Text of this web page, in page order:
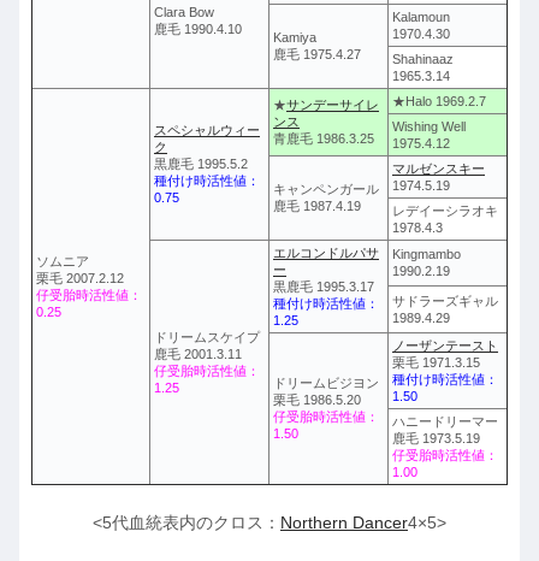
Clara Bow
鹿毛 1990.4.10
Kamiya
鹿毛 1975.4.27
Kalamoun
1970.4.30
Shahinaaz
1965.3.14
ソムニア
栗毛 2007.2.12
仔受胎時活性値：
0.25
スペシャルウィー
ク
黒鹿毛 1995.5.2
種付け時活性値：
0.75
★サンデーサイレ
ンス
青鹿毛 1986.3.25
★Halo 1969.2.7
Wishing Well
1975.4.12
キャンペンガール
鹿毛 1987.4.19
マルゼンスキー
1974.5.19
レデイーシラオキ
1978.4.3
ドリームスケイプ
鹿毛 2001.3.11
仔受胎時活性値：
1.25
エルコンドルパサ
ー
黒鹿毛 1995.3.17
種付け時活性値：
1.25
Kingmambo
1990.2.19
サドラーズギャル
1989.4.29
ドリームビジヨン
栗毛 1986.5.20
仔受胎時活性値：
1.50
ノーザンテースト
栗毛 1971.3.15
種付け時活性値：
1.50
ハニードリーマー
鹿毛 1973.5.19
仔受胎時活性値：
1.00
<5代血統表内のクロス： Northern Dancer4×5>